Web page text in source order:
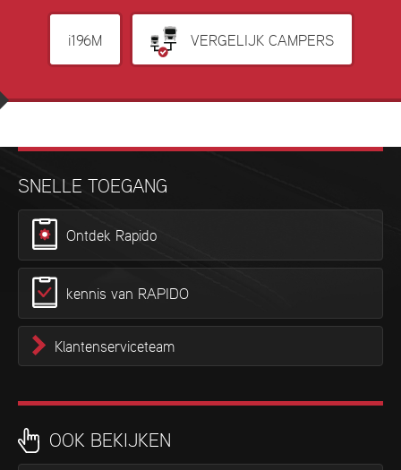
i196M VERGELIJK CAMPERS
SNELLE TOEGANG
Ontdek Rapido
kennis van RAPIDO
Klantenserviceteam
OOK BEKIJKEN